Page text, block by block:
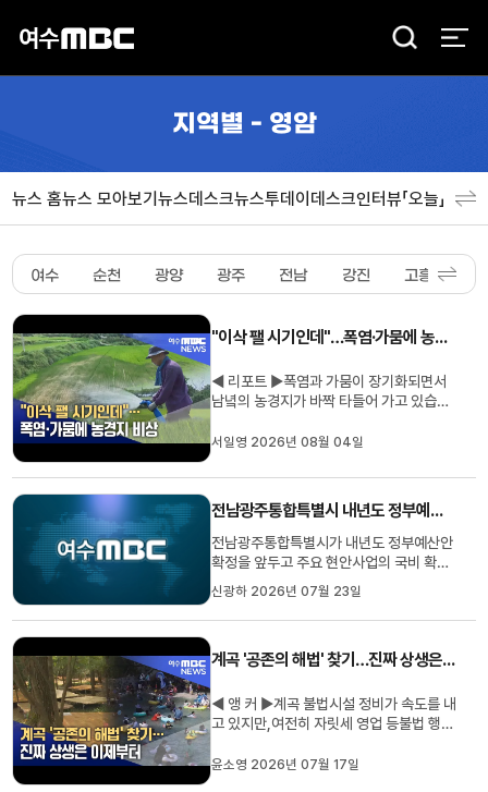
검
지역별 - 영암
뉴스 홈뉴스 모아보기뉴스데스크뉴스투데이데스크인터뷰「오늘」 분야
여수 순천 광양 광주 전남 강진 고흥
"이삭 팰 시기인데"…폭염·가뭄에 농경지 비상
◀ 리포트 ▶폭염과 가뭄이 장기화되면서
남녘의 농경지가 바짝 타들어 가고 있습니
만, 물이 턱없이 부족해 농민들의 시름이
취재했습니다.◀ 리포트 ▶남녘의 한 벼논.
마른 장마에 폭염까지 겹치면서손이 들어
갈 만큼 바닥이 쩍쩍 갈라져 있습...
서일영 2026년 08월 04일
전남광주통합특별시 내년도 정부예산 확보 총력전
전남광주통합특별시가 내년도 정부예산안
확정을 앞두고 주요 현안사업의 국비 확보
에 나섰습니다. 황기연 행정부시장은 기획
예산처를 찾아 영암~광주 고속도로 건설과
경전선 광주송정~순천 전철화, 자율주행
을 설명하고 정부예산 반영을 요청했습니
신광하 2026년 07월 23일
계곡 '공존의 해법' 찾기…진짜 상생은 이제부터
◀ 앵 커 ▶계곡 불법시설 정비가 속도를 내
고 있지만,여전히 자릿세 영업 등불법 행위
로잡으면서도 주민들과 공존할 수 있는 해
윤소영 2026년 07월 17일